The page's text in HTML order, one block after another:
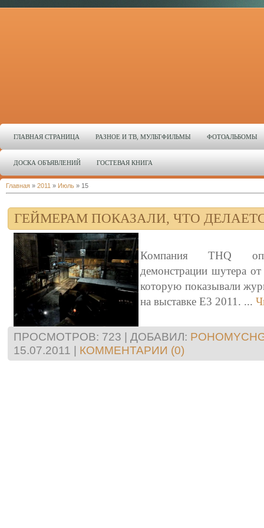
ГЛАВНАЯ СТРАНИЦА РАЗНОЕ И ТВ, МУЛЬТФИЛЬМЫ ФОТОАЛЬБОМЫ
ДОСКА ОБЪЯВЛЕНИЙ ГОСТЕВАЯ КНИГА
Главная » 2011 » Июль » 15
ГЕЙМЕРАМ ПОКАЗАЛИ, ЧТО
Компания THQ
демонстрации шутера
которую показывали
на выставке Е3 2011. ...
ПРОСМОТРОВ: 723 | ДОБАВИЛ:
15.07.2011 | КОММЕНТАРИИ (0)